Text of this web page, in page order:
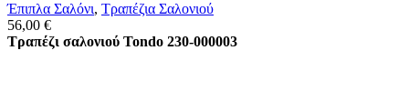
Έπιπλα Σαλόνι, Τραπέζια Σαλονιού
56,00 €
Τραπέζι σαλονιού Tondo 230-000003